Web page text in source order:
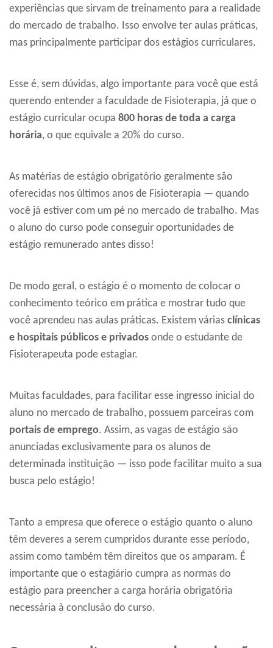
experiências que sirvam de treinamento para a realidade
do mercado de trabalho. Isso envolve ter aulas práticas,
mas principalmente participar dos estágios curriculares.
Esse é, sem dúvidas, algo importante para você que está
querendo entender a faculdade de Fisioterapia, já que o
estágio curricular ocupa 800 horas de toda a carga
horária, o que equivale a 20% do curso.
As matérias de estágio obrigatório geralmente são
oferecidas nos últimos anos de Fisioterapia — quando
você já estiver com um pé no mercado de trabalho. Mas
o aluno do curso pode conseguir oportunidades de
estágio remunerado antes disso!
De modo geral, o estágio é o momento de colocar o
conhecimento teórico em prática e mostrar tudo que
você aprendeu nas aulas práticas. Existem várias clínicas
e hospitais públicos e privados onde o estudante de
Fisioterapeuta pode estagiar.
Muitas faculdades, para facilitar esse ingresso inicial do
aluno no mercado de trabalho, possuem parceiras com
portais de emprego. Assim, as vagas de estágio são
anunciadas exclusivamente para os alunos de
determinada instituição — isso pode facilitar muito a sua
busca pelo estágio!
Tanto a empresa que oferece o estágio quanto o aluno
têm deveres a serem cumpridos durante esse período,
assim como também têm direitos que os amparam. É
importante que o estagiário cumpra as normas do
estágio para preencher a carga horária obrigatória
necessária à conclusão do curso.